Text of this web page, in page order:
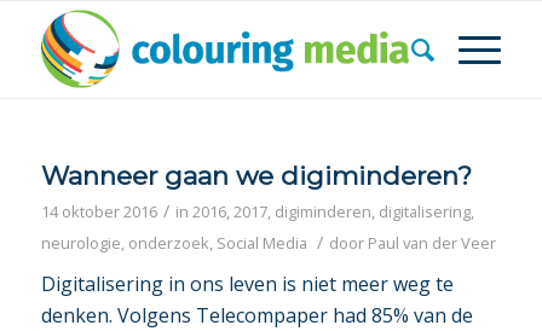
Wanneer gaan we digiminderen?
14 oktober 2016 / in 2016,2017, digiminderen, digitalisering,
neurologie, onderzoek, Social Media / door Paul van der Veer
Digitalisering in ons leven is niet meer weg te
denken. Volgens Telecompaper had 85% van de